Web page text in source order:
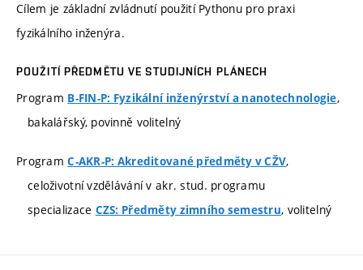
Cílem je základní zvládnutí použití Pythonu pro praxi
fyzikálního inženýra.
POUŽITÍ PŘEDMĚTU VE STUDIJNÍCH PLÁNECH
Program B-FIN-P: Fyzikální inženýrství a nanotechnologie,
bakalářský, povinně volitelný
ProgramC-AKR-P: Akreditované předměty v CŽV,
celoživotní vzdělávání v akr. stud. programu
specializace CZS: Předměty zimního semestru, volitelný